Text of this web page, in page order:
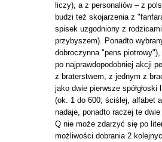
liczy), a z personaliów – z
budzi też skojarzenia z
spisek uzgodniony z
przybyszem). Ponadto
dobroczynna "pens
po najprawdopodobniej akcji
z braterstwem, z jednym z
jako dwie pierwsze
(ok. 1 do 600; ściślej, alfabet
nadaje, ponadto raczej te
Q nie może zdarzyć się po
możliwości dobrania 2